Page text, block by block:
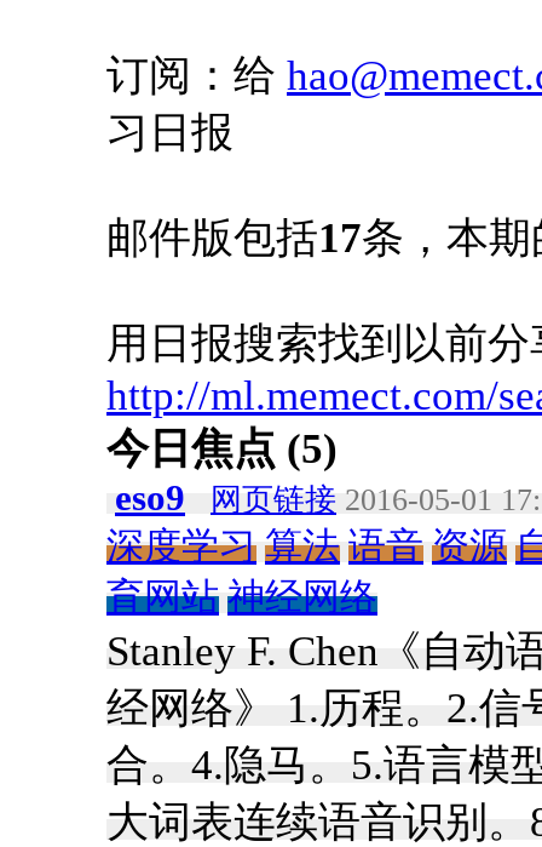
订阅：给
习日报
邮件版包括17条，本期
用日报搜索找到以前
http://ml.memect.com/
今日焦点 (5)
eso9 网页链接 2016-05-01
深度学习 算法 语音 资源
育网站 神经网络
Stanley F. Chen《自
经网络》 1.历程。2.
合。4.隐马。5.语言模
大词表连续语音识别